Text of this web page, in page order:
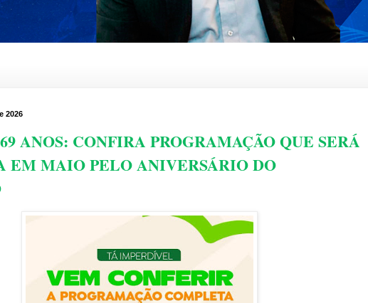
2026
ANOS: CONFIRA PROGRAMAÇÃO QUE SERÁ
EM MAIO PELO ANIVERSÁRIO DO